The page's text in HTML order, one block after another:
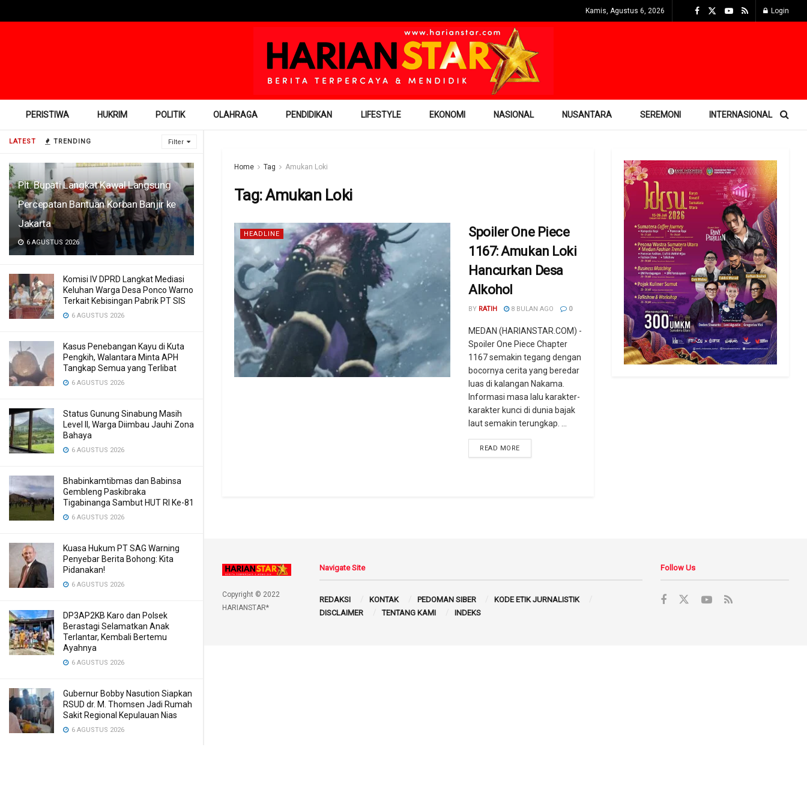
LATEST TRENDING Filter
Plt. Bupati Langkat Kawal Langsung
Percepatan Bantuan Korban Banjir ke
Jakarta
6 AGUSTUS 2026
Komisi IV DPRD Langkat Mediasi
Keluhan Warga Desa Ponco Warno
Terkait Kebisingan Pabrik PT SIS
6 AGUSTUS 2026
Kasus Penebangan Kayu di Kuta
Pengkih, Walantara Minta APH
Tangkap Semua yang Terlibat
6 AGUSTUS 2026
Status Gunung Sinabung Masih
Level II, Warga Diimbau Jauhi Zona
Bahaya
6 AGUSTUS 2026
Bhabinkamtibmas dan Babinsa
Gembleng Paskibraka
Tigabinanga Sambut HUT RI Ke-81
6 AGUSTUS 2026
Kuasa Hukum PT SAG Warning
Penyebar Berita Bohong: Kita
Pidanakan!
6 AGUSTUS 2026
DP3AP2KB Karo dan Polsek
Berastagi Selamatkan Anak
Terlantar, Kembali Bertemu
Ayahnya
6 AGUSTUS 2026
Gubernur Bobby Nasution Siapkan
RSUD dr. M. Thomsen Jadi Rumah
Sakit Regional Kepulauan Nias
6 AGUSTUS 2026
Kamis, Agustus 6, 2026 Login
PERISTIWA HUKRIM POLITIK OLAHRAGA PENDIDIKAN LIFESTYLE EKONOMI NASIONAL NUSANTARA SEREMONI INTERNASIONAL
Home Tag Amukan Loki
Tag:Amukan Loki
HEADLINE
Spoiler One Piece
1167: Amukan Loki
Hancurkan Desa
Alkohol
BY RATIH 8 BULAN AGO 0
MEDAN (HARIANSTAR.COM) -
Spoiler One Piece Chapter
1167 semakin tegang dengan
bocornya cerita yang beredar
luas di kalangan Nakama.
Informasi masa lalu karakter-
karakter kunci di dunia bajak
laut semakin terungkap. ...
READ MORE
Copyright © 2022
HARIANSTAR*
Navigate Site
REDAKSI KONTAK PEDOMAN SIBER
KODE ETIK JURNALISTIK
DISCLAIMER
TENTANG KAMI INDEKS
Follow Us